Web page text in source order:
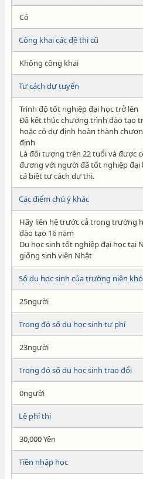
Có
Công khai các đề thi cũ
Không công khai
Tư cách dự tuyển
Trình độ tốt nghiệp đại học trở lên
Đã kết thúc chương trình đào tạo
hoặc có dự định hoàn thành
định
Là đối tượng trên 22 tuổi và được
đương với người đã tốt nghiệp đại
cá biệt tư cách dự thi.
Các điểm chú ý khác
Hãy liên hệ trước cả trong trường
đào tạo 16 năm
Du học sinh tốt nghiệp đại học tại
giống sinh viên Nhật
Số du học sinh của trường niên
25người
Trong đó số du học sinh tư phí
23người
Trong đó số du học sinh trao đổi
0người
Lệ phí thi
30,000 Yên
Tiền nhập học